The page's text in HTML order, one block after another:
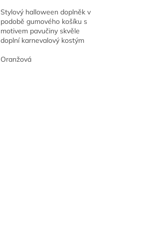
Stylový halloween doplněk v
podobě gumového košíku s
motivem pavučiny skvěle
doplní karnevalový kostým
strašidelné masky. Košík lze
Oranžová